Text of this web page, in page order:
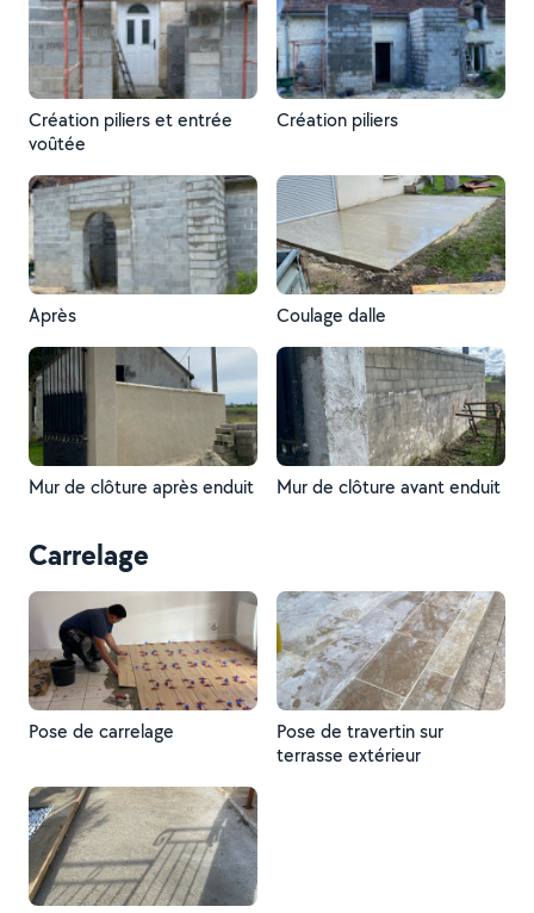
Création piliers et entrée
voûtée
Création piliers
Après Coulage dalle
Mur de clôture après enduit Mur de clôture avant enduit
Carrelage
Pose de carrelage
Pose de travertin sur
terrasse extérieur